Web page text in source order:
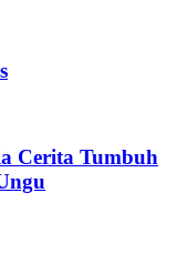
Cerita Tumbuh